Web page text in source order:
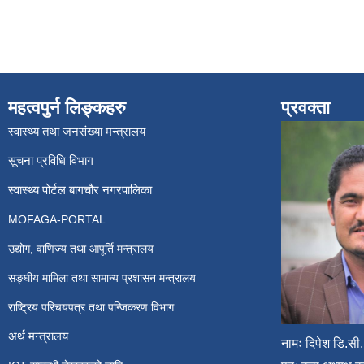
महत्वपुर्न लिङ्कहरु
स्वास्थ्य तथा जनसंख्या मन्त्रालय
सूचना प्रविधि विभाग
स्वास्थ्य पोर्टल बागचौर नगरपालिका
MOFAGA-PORTAL
उद्योग, वाणिज्य तथा आपूर्ति मन्त्रालय
सङ्घीय मामिला तथा सामान्य प्रशासन मन्त्रालय
राष्ट्रिय परिचयपत्र तथा पन्जिकरण विभाग
अर्थ मन्त्रालय
प्रवक्ता
नामः दिपेश डि.सी.